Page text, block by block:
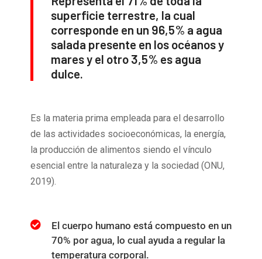
superficie terrestre, la cual
corresponde en un 96,5% a agua
salada presente en los océanos y
mares y el otro 3,5% es agua
dulce.
Es la materia prima empleada para el desarrollo
de las actividades socioeconómicas, la energía,
la producción de alimentos siendo el vínculo
esencial entre la naturaleza y la sociedad (ONU,
2019).
El cuerpo humano está compuesto en un
70% por agua, lo cual ayuda a regular la
temperatura corporal.